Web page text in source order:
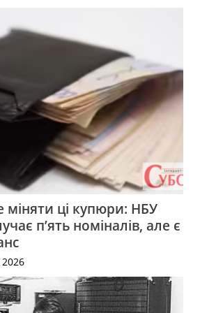
міняти ці купюри: НБУ
п’ять номіналів, але є